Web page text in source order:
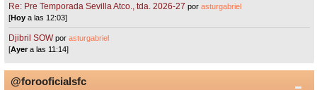
Re: Pre Temporada Sevilla Atco., tda. 2026-27 porasturgabriel
[Hoy a las 12:03]
Djibril SOW porasturgabriel
[Ayera las 11:14]
@forooficialsfc